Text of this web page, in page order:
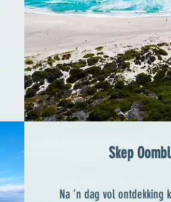
Skep
Na ’n dag vol ontdekking